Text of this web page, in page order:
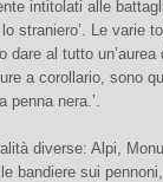
intitolati alle
straniero’. Le varie
dare al tutto un’aurea
a corollario, sono
penna nera.’.
diverse: Alpi,
bandiere sui